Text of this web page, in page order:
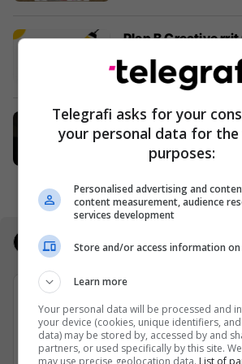
Plan B Creative
biznesit tuaj online
Plan B
Po kërkoni mjek
Kosovë? Njihuni me
GjejeMjekun.com
Jobs Real Estate
Padel Zone
Recepsionist/e
Telegrafi asks for your
your personal data for
purposes:
Personalised advertising and
content measurement, audience
services development
Store and/or access information on
Learn more
Your personal data will be processed and
your device (cookies, unique identifiers,
data) may be stored by, accessed by and
partners, or used specifically by this site.
may use precise geolocation data. List of